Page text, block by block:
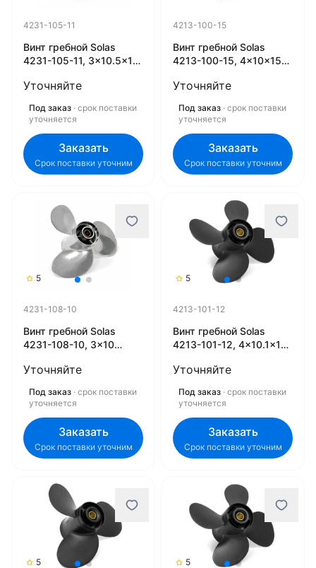
4231-105-11
Винт гребной Solas
4231-105-11, 3x10.5x11
Уточняйте
Под заказ · срок поставки
уточняется
Заказать
Срок поставки уточним
4213-100-15
Винт гребной Solas
4213-100-15, 4x10x15
Уточняйте
Под заказ · срок поставки
уточняется
Заказать
Срок поставки уточним
5
4231-108-10
Винт гребной Solas
4231-108-10, 3x10
Уточняйте
Под заказ · срок поставки
уточняется
Заказать
Срок поставки уточним
5
4213-101-12
Винт гребной Solas
4213-101-12, 4x10.1x12
Уточняйте
Под заказ · срок поставки
уточняется
Заказать
Срок поставки уточним
5 5